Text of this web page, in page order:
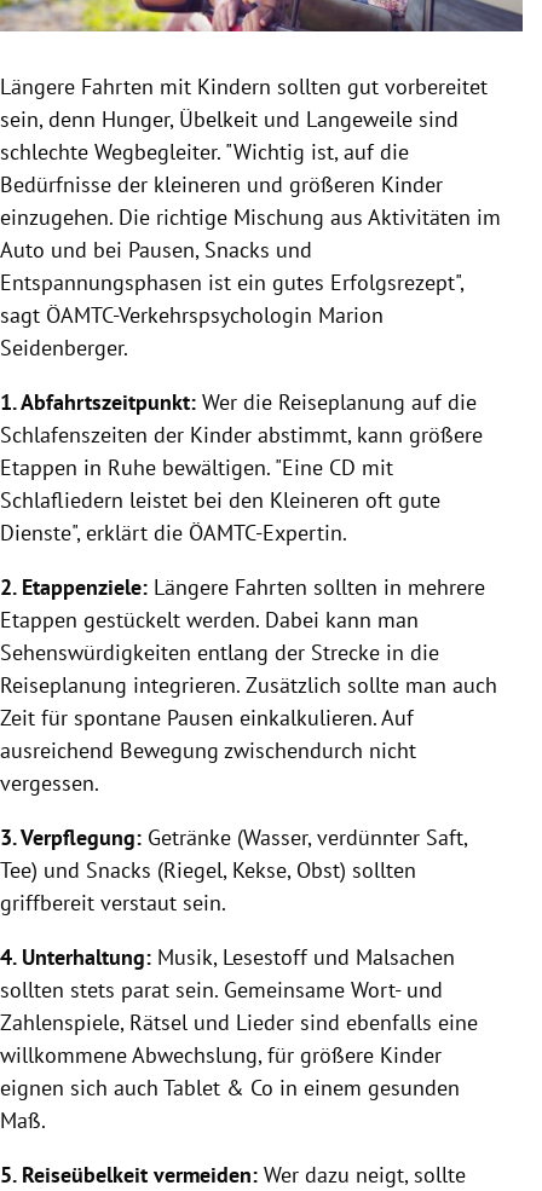
Untermenü
Untermenü
Längere Fahrten mit Kindern sollten gut vorbereitet
sein, denn Hunger, Übelkeit und Langeweile sind
schlechte Wegbegleiter. "Wichtig ist, auf die
Bedürfnisse der kleineren und größeren Kinder
einzugehen. Die richtige Mischung aus Aktivitäten im
Auto und bei Pausen, Snacks und
Entspannungsphasen ist ein gutes Erfolgsrezept",
sagt ÖAMTC-Verkehrspsychologin Marion
Seidenberger.
1. Abfahrtszeitpunkt: Wer die Reiseplanung auf die
Schlafenszeiten der Kinder abstimmt, kann größere
Etappen in Ruhe bewältigen. "Eine CD mit
Schlafliedern leistet bei den Kleineren oft gute
Dienste", erklärt die ÖAMTC-Expertin.
2. Etappenziele: Längere Fahrten sollten in mehrere
Etappen gestückelt werden. Dabei kann man
Sehenswürdigkeiten entlang der Strecke in die
Reiseplanung integrieren. Zusätzlich sollte man auch
Zeit für spontane Pausen einkalkulieren. Auf
ausreichend Bewegung zwischendurch nicht
vergessen.
3. Verpflegung: Getränke (Wasser, verdünnter Saft,
Tee) und Snacks (Riegel, Kekse, Obst) sollten
griffbereit verstaut sein.
4. Unterhaltung: Musik, Lesestoff und Malsachen
sollten stets parat sein. Gemeinsame Wort- und
Zahlenspiele, Rätsel und Lieder sind ebenfalls eine
willkommene Abwechslung, für größere Kinder
eignen sich auch Tablet & Co in einem gesunden
Maß.
5. Reiseübelkeit vermeiden: Wer dazu neigt, sollte